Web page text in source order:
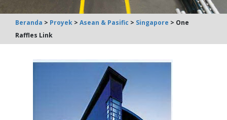
Beranda > Proyek > Asean & Pasific > Singapore > One
Raffles Link